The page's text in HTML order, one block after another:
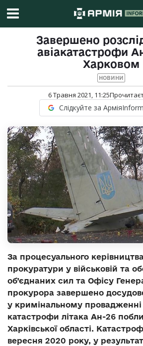
Завершено
авіакатастрофи
Харковом
НОВИНИ
6 Травня 2021, 11:25
Слідкуйте за
За процесуального
прокуратури у військовій та
об’єднаних сил та Офісу
прокурора завершено
у кримінальному
катастрофи літака Ан-26
Харківської області.
вересня 2020 року, у